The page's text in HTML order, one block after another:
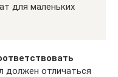
для маленьких
должен отличаться